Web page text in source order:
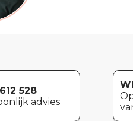
528
advies